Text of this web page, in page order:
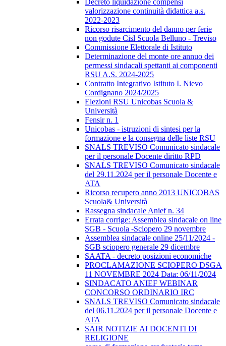
Decreto liquidazione compensi
valorizzazione continuità didattica a.s.
2022-2023
Ricorso risarcimento del danno per ferie
non godute Cisl Scuola Belluno - Treviso
Commissione Elettorale di Istituto
Determinazione del monte ore annuo dei
permessi sindacali spettanti ai componenti
RSU A.S. 2024-2025
Contratto Integrativo Istituto I. Nievo
Cordignano 2024/2025
Elezioni RSU Unicobas Scuola &
Università
Fensir n. 1
Unicobas - istruzioni di sintesi per la
formazione e la consegna delle liste RSU
SNALS TREVISO Comunicato sindacale
per il personale Docente diritto RPD
SNALS TREVISO Comunicato sindacale
del 29.11.2024 per il personale Docente e
ATA
Ricorso recupero anno 2013 UNICOBAS
Scuola& Università
Rassegna sindacale Anief n. 34
Errata corrige: Assemblea sindacale on line
SGB - Scuola -Sciopero 29 novembre
Assemblea sindacale online 25/11/2024 -
SGB sciopero generale 29 dicembre
SAATA - decreto posizioni economiche
PROCLAMAZIONE SCIOPERO DSGA
11 NOVEMBRE 2024 Data: 06/11/2024
SINDACATO ANIEF WEBINAR
CONCORSO ORDINARIO IRC
SNALS TREVISO Comunicato sindacale
del 06.11.2024 per il personale Docente e
ATA
SAIR NOTIZIE AI DOCENTI DI
RELIGIONE